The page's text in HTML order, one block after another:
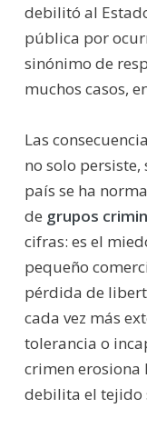
debilitó al
pública por
sinónimo de
muchos casos,
Las
no solo
país se ha
de grupos
cifras: es el
pequeño
pérdida de
cada vez más
tolerancia o
crimen erosiona
debilita el tejido